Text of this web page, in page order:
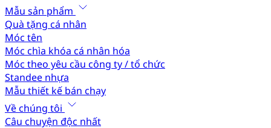
Mẫu sản phẩm
Quà tặng cá nhân
Móc tên
Móc chìa khóa cá nhân hóa
Móc theo yêu cầu công ty / tổ chức
Standee nhựa
Mẫu thiết kế bán chạy
Về chúng tôi
Câu chuyện độc nhất